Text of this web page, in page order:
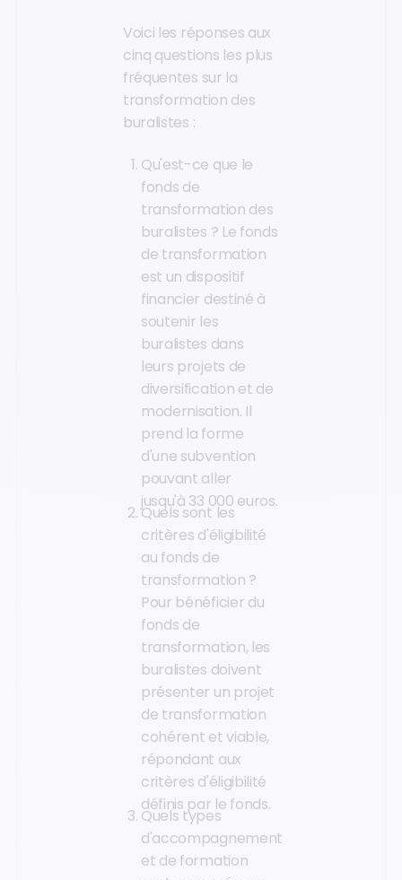
Voici les réponses aux
cinq questions les plus
fréquentes sur la
transformation des
buralistes :
Qu'est-ce que le
fonds de
transformation des
buralistes ? Le fonds
de transformation
est un dispositif
financier destiné à
soutenir les
buralistes dans
leurs projets de
diversification et de
modernisation. Il
prend la forme
d'une subvention
pouvant aller
jusqu'à 33 000 euros.
Quels sont les
critères d'éligibilité
au fonds de
transformation ?
Pour bénéficier du
fonds de
transformation, les
buralistes doivent
présenter un projet
de transformation
cohérent et viable,
répondant aux
critères d'éligibilité
définis par le fonds.
Quels types
d'accompagnement
et de formation